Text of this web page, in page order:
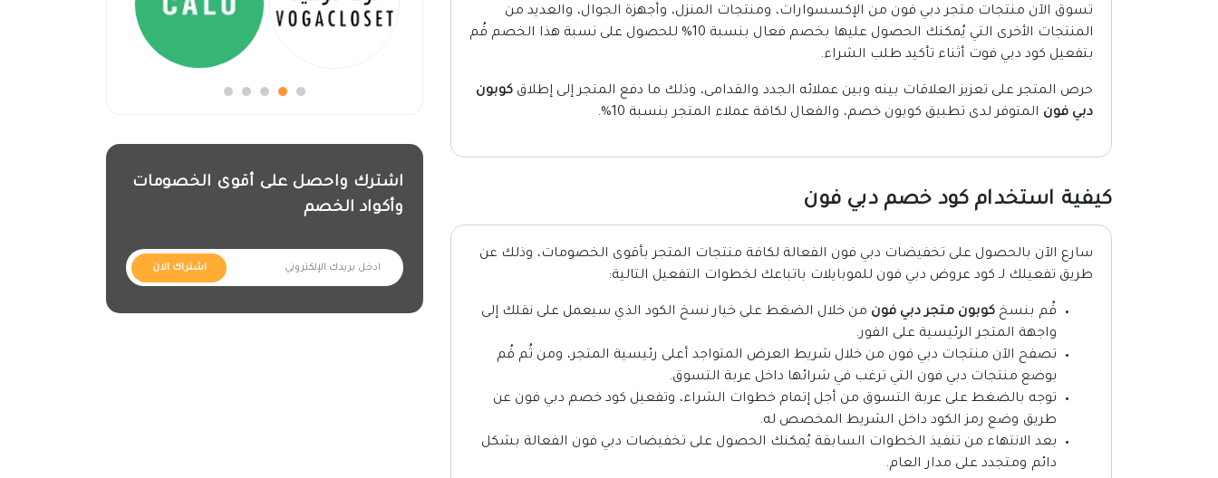
تسوق الآن منتجات متجر دبي فون من الإكسسوارات، ومنتجات المنزل، وأجهزة الجوال، والعديد من
المنتجات الأخرى التي يُمكنك الحصول عليها بخصم فعال بنسبة 10% للحصول على نسبة هذا الخصم قُم
بتفعيل كود دبي فوت أثناء تأكيد طلب الشراء.
حرص المتجر على تعزيز العلاقات بينه وبين عملائه الجدد والقدامى، وذلك ما دفع المتجر إلى إطلاق كوبون
دبي فون المتوفر لدى تطبيق كوبون خصم، والفعال لكافة عملاء المتجر بنسبة 10%.
كيفية استخدام كود خصم دبي فون
سارع الآن بالحصول على تخفيضات دبي فون الفعالة لكافة منتجات المتجر بأقوى الخصومات، وذلك عن
طريق تفعيلك لـ كود عروض دبي فون للموبايلات باتباعك لخطوات التفعيل التالية:
قُم بنسخ كوبون متجر دبي فون من خلال الضغط على خيار نسخ الكود الذي سيعمل على نقلك إلى
واجهة المتجر الرئيسية على الفور.
تصفح الآن منتجات دبي فون من خلال شريط العرض المتواجد أعلى رئيسية المتجر، ومن ثُم قُم
بوضع منتجات دبي فون التي ترغب في شرائها داخل عربة التسوق.
توجه بالضغط على عربة التسوق من أجل إتمام خطوات الشراء، وتفعيل كود خصم دبي فون عن
طريق وضع رمز الكود داخل الشريط المخصص له.
بعد الانتهاء من تنفيذ الخطوات السابقة يُمكنك الحصول على تخفيضات دبي فون الفعالة بشكل
دائم ومتجدد على مدار العام.
اشترك واحصل على أقوى الخصومات
وأكواد الخصم
اشتراك الان